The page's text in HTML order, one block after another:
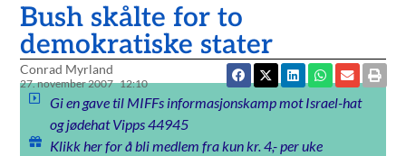
Bush skålte for to
demokratiske stater
Conrad Myrland
27. november 2007 12:10
Gi en gave til MIFFs informasjonskamp mot Israel-hat
og jødehat Vipps 44945
Klikk her for å bli medlem fra kun kr. 4,- per uke